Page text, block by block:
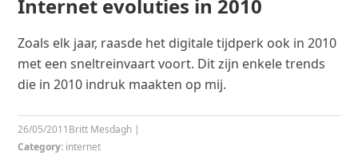
Internet evoluties in 2010
Zoals elk jaar, raasde het digitale tijdperk ook in 2010
met een sneltreinvaart voort. Dit zijn enkele trends
die in 2010 indruk maakten op mij.
Britt Mesdagh |
26/05/2011
Category: internet